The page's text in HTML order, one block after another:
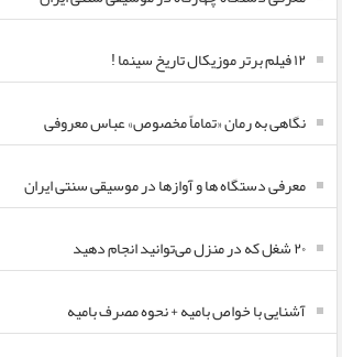
۱۲ فیلم برتر موزیکال تاریخ سینما !
نگاهی به رمان «تماماً مخصوص» عباس معروفی
معرفی دستگاه ها و آوازها در موسیقی سنتی ایران
۲۰ شغل که در منزل می‌توانید انجام دهید
آشنایی با خواص بامیه + نحوه مصرف بامیه